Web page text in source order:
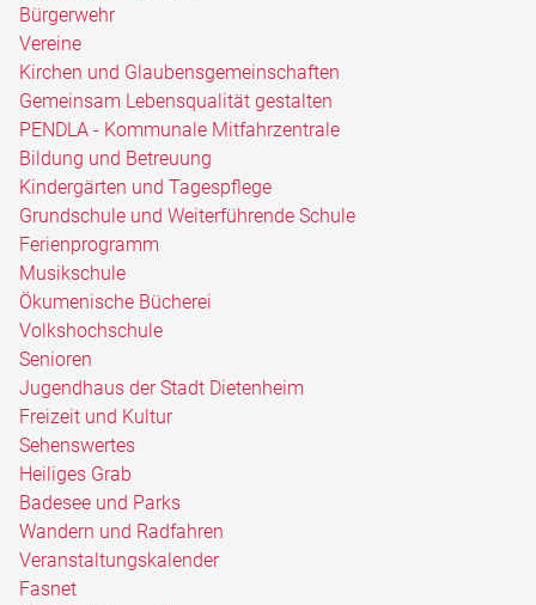
Bürgerwehr
Vereine
Kirchen und Glaubensgemeinschaften
Gemeinsam Lebensqualität gestalten
PENDLA - Kommunale Mitfahrzentrale
Bildung und Betreuung
Kindergärten und Tagespflege
Grundschule und Weiterführende Schule
Ferienprogramm
Musikschule
Ökumenische Bücherei
Volkshochschule
Senioren
Jugendhaus der Stadt Dietenheim
Freizeit und Kultur
Sehenswertes
Heiliges Grab
Badesee und Parks
Wandern und Radfahren
Veranstaltungskalender
Fasnet